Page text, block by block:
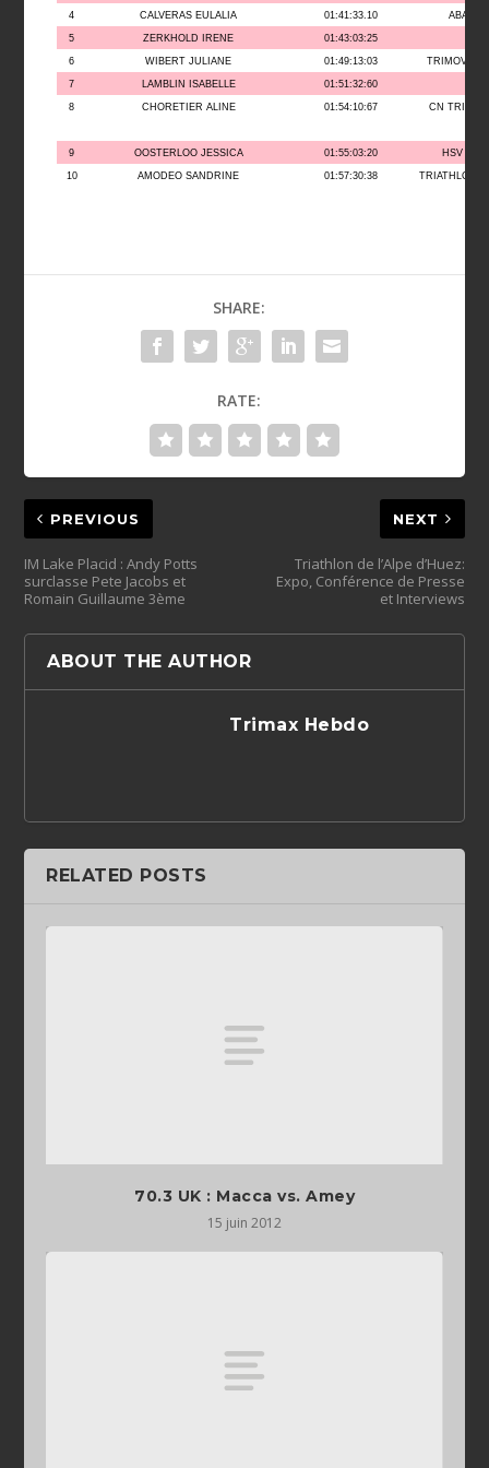
4 CALVERAS EULALIA 01:41:33.10
5 ZERKHOLD IRENE 01:43:03:25
6 WIBERT JULIANE 01:49:13:03 TRIMOVAL
7 LAMBLIN ISABELLE 01:51:32:60
8 CHORETIER ALINE 01:54:10:67 CN
9 OOSTERLOO JESSICA 01:55:03:20 HSV
10 AMODEO SANDRINE 01:57:30:38 TRIATHLON
SHARE:
RATE:
PREVIOUS
IM Lake Placid : Andy Potts
surclasse Pete Jacobs et
Romain Guillaume 3ème
NEXT
Triathlon de l’Alpe d’Huez:
Expo, Conférence de Presse
et Interviews
ABOUT THE AUTHOR
Trimax Hebdo
RELATED POSTS
70.3 UK : Macca vs. Amey
15 juin 2012